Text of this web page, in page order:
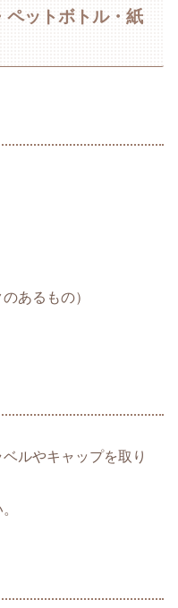
ペットボトル・紙
あるもの）
ルやキャップを取り